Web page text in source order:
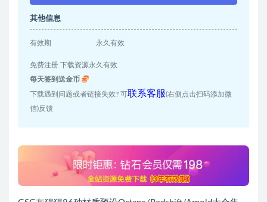
其他信息
有效期 永久有效
免费注册 下载资源永久有效
每天签到送金币
下载遇到问题或者链接失效? 可 联系客服(右侧点击扫码添加微
信)反馈